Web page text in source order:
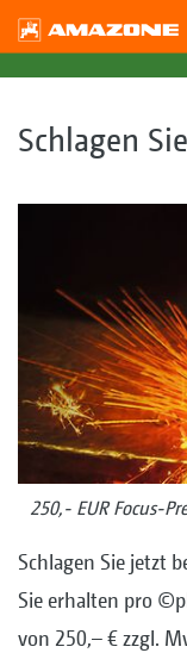
Schlagen
250,- EUR Focus-
Schlagen Sie jetzt
Sie erhalten pro
von 250,– € zzgl.